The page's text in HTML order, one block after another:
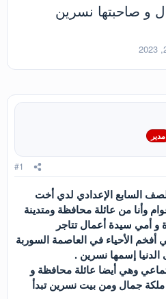
و صاحبتها نسرين
مدير
#1
السابع الإعدادي لدي أخت
وأنا من عائلة محافظة ومتدينة
و أمي سيدة أعمال تتاجر
أفخم الأحياء في العاصمة السوربة
إسمها نسرين .
وهي أيضا عائلة محافظة و
ملكة جمال ومن بيت نسرين تبدأ